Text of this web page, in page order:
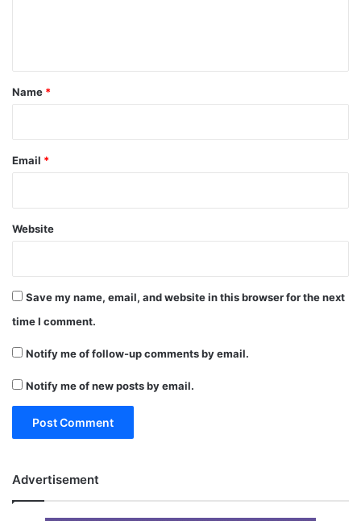
*
Name *
Email *
Website
Save my name, email, and website in this browser for the next
time I comment.
Notify me of follow-up comments by email.
Notify me of new posts by email.
Advertisement